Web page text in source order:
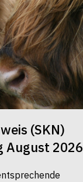
(SKN)
August 2026